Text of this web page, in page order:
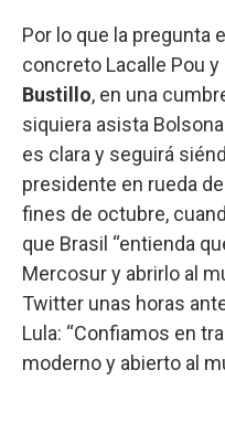
Por lo que la pregunta
concreto Lacalle Pou
Bustillo, en una
siquiera asista
es clara y seguirá
presidente en rueda
fines de octubre,
que Brasil “entienda
Mercosur y abrirlo al
Twitter unas horas
Lula: “Confiamos en
moderno y abierto al